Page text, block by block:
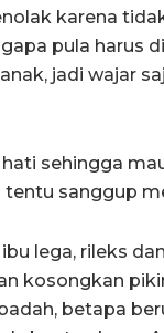
karena
pula harus
jadi wajar
sehingga
tentu sanggup
ibu lega, rileks
kosongkan
betapa